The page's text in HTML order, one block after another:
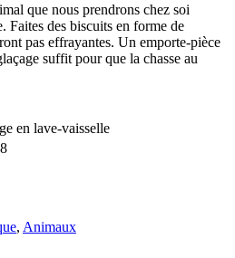
que nous prendrons chez soi
Faites des biscuits en forme de
pas effrayantes. Un emporte-pièce
suffit pour que la chasse au
en lave-vaisselle
, Animaux